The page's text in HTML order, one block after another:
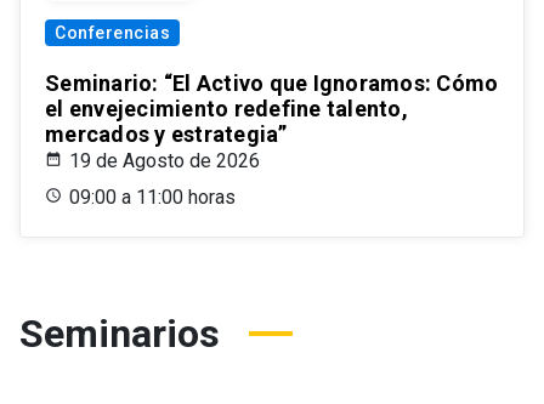
Conferencias
Seminario: “El Activo que Ignoramos: Cómo
el envejecimiento redefine talento,
mercados y estrategia”
19 de Agosto de 2026
09:00 a 11:00 horas
Seminarios